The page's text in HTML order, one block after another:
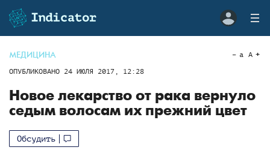
МЕДИЦИНА
ОПУБЛИКОВАНО 24 ИЮЛЯ 2017, 12:28
a A
Новое лекарство от рака вернуло
седым волосам их прежний цвет
Обсудить